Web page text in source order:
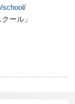
school/
スクール」
」